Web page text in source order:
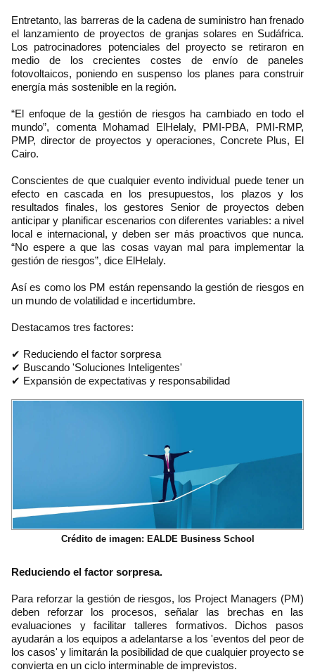
Entretanto, las barreras de la cadena de suministro han frenado
el lanzamiento de proyectos de granjas solares en Sudáfrica.
Los patrocinadores potenciales del proyecto se retiraron en
medio de los crecientes costes de envío de paneles
fotovoltaicos, poniendo en suspenso los planes para construir
energía más sostenible en la región.
“El enfoque de la gestión de riesgos ha cambiado en todo el
mundo”, comenta Mohamad ElHelaly, PMI-PBA, PMI-RMP,
PMP, director de proyectos y operaciones, Concrete Plus, El
Cairo.
Conscientes de que cualquier evento individual puede tener un
efecto en cascada en los presupuestos, los plazos y los
resultados finales, los gestores Senior de proyectos deben
anticipar y planificar escenarios con diferentes variables: a nivel
local e internacional, y deben ser más proactivos que nunca.
“No espere a que las cosas vayan mal para implementar la
gestión de riesgos”, dice ElHelaly.
Así es como los PM están repensando la gestión de riesgos en
un mundo de volatilidad e incertidumbre.
Destacamos tres factores:
✔ Reduciendo el factor sorpresa
✔ Buscando 'Soluciones Inteligentes'
✔ Expansión de expectativas y responsabilidad
Crédito de imagen: EALDE Business School
Reduciendo el factor sorpresa.
Para reforzar la gestión de riesgos, los Project Managers (PM)
deben reforzar los procesos, señalar las brechas en las
evaluaciones y facilitar talleres formativos. Dichos pasos
ayudarán a los equipos a adelantarse a los 'eventos del peor de
los casos' y limitarán la posibilidad de que cualquier proyecto se
convierta en un ciclo interminable de imprevistos.